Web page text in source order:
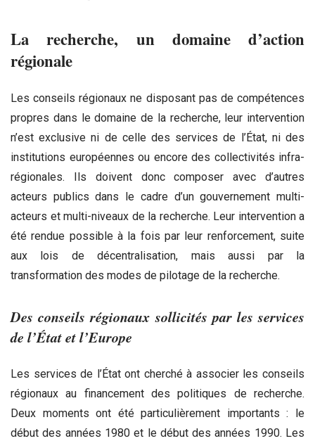
La recherche, un domaine d’action
régionale
Les conseils régionaux ne disposant pas de compétences
propres dans le domaine de la recherche, leur intervention
n’est exclusive ni de celle des services de l’État, ni des
institutions européennes ou encore des collectivités infra-
régionales. Ils doivent donc composer avec d’autres
acteurs publics dans le cadre d’un gouvernement multi-
acteurs et multi-niveaux de la recherche. Leur intervention a
été rendue possible à la fois par leur renforcement, suite
aux lois de décentralisation, mais aussi par la
transformation des modes de pilotage de la recherche.
Des conseils régionaux sollicités par les services
de l’État et l’Europe
Les services de l’État ont cherché à associer les conseils
régionaux au financement des politiques de recherche.
Deux moments ont été particulièrement importants : le
début des années 1980 et le début des années 1990. Les